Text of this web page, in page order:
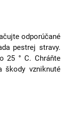
odporúčané
pestrej stravy.
25 ° C. Chráňte
škody vzniknuté